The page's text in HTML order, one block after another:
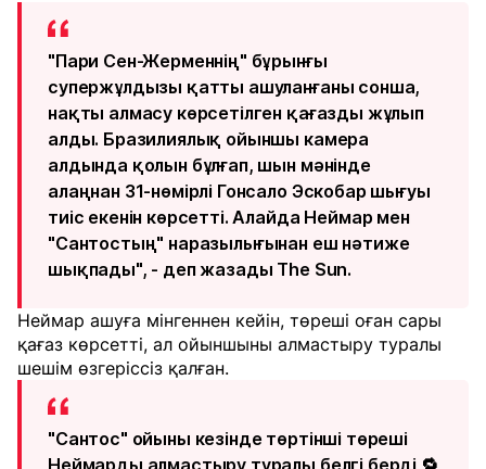
"Пари Сен-Жерменнің" бұрынғы
супержұлдызы қатты ашуланғаны сонша,
нақты алмасу көрсетілген қағазды жұлып
алды. Бразилиялық ойыншы камера
алдында қолын бұлғап, шын мәнінде
алаңнан 31-нөмірлі Гонсало Эскобар шығуы
тиіс екенін көрсетті. Алайда Неймар мен
"Сантостың" наразылығынан еш нәтиже
шықпады", - деп жазады The Sun.
Неймар ашуға мінгеннен кейін, төреші оған сары
қағаз көрсетті, ал ойыншыны алмастыру туралы
шешім өзгеріссіз қалған.
"Сантос" ойыны кезінде төртінші төреші
Неймарды алмастыру туралы белгі берді 🔁